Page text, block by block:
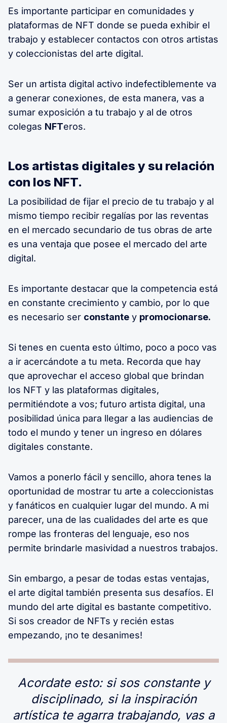
Es importante participar en comunidades y
plataformas de NFT donde se pueda exhibir el
trabajo y establecer contactos con otros artistas
y coleccionistas del arte digital.
Ser un artista digital activo indefectiblemente va
a generar conexiones, de esta manera, vas a
sumar exposición a tu trabajo y al de otros
colegas NFTeros.
Los artistas digitales y su relación
con los NFT.
La posibilidad de fijar el precio de tu trabajo y al
mismo tiempo recibir regalías por las reventas
en el mercado secundario de tus obras de arte
es una ventaja que posee el mercado del arte
digital.
Es importante destacar que la competencia está
en constante crecimiento y cambio, por lo que
es necesario ser constante y promocionarse.
Si tenes en cuenta esto último, poco a poco vas
a ir acercándote a tu meta. Recorda que hay
que aprovechar el acceso global que brindan
los NFT y las plataformas digitales,
permitiéndote a vos; futuro artista digital, una
posibilidad única para llegar a las audiencias de
todo el mundo y tener un ingreso en dólares
digitales constante.
Vamos a ponerlo fácil y sencillo, ahora tenes la
oportunidad de mostrar tu arte a coleccionistas
y fanáticos en cualquier lugar del mundo. A mi
parecer, una de las cualidades del arte es que
rompe las fronteras del lenguaje, eso nos
permite brindarle masividad a nuestros trabajos.
Sin embargo, a pesar de todas estas ventajas,
el arte digital también presenta sus desafíos. El
mundo del arte digital es bastante competitivo.
Si sos creador de NFTs y recién estas
empezando, ¡no te desanimes!
Acordate esto: si sos constante y
disciplinado, si la inspiración
artística te agarra trabajando, vas a